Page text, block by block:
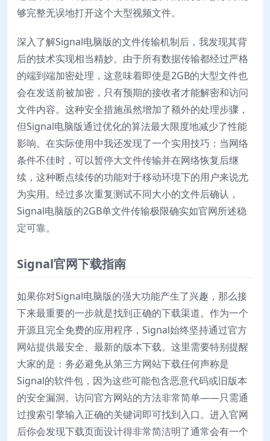
够完整无误地打开这个大型视频文件。
深入了解Signal电脑版的文件传输机制后，我发现其背
后的技术实现相当精妙。由于所有数据传输都经过严格
的端到端加密处理，这意味着即使是2GB的大型文件也
会在发送前被加密，只有预期的接收者才能解密和访问
文件内容。这种安全措施虽然增加了额外的处理步骤，
但Signal电脑版通过优化的算法最大限度地减少了性能
影响。在实际使用中我还发现了一个实用技巧：当网络
条件不佳时，可以暂停大文件传输并在网络恢复后继
续，这种断点续传的功能对于移动环境下的用户来说尤
为实用。经过多次重复测试不同大小的文件后确认，
Signal电脑版的2GB单文件传输极限确实如官网所述稳
定可靠。
Signal官网下载指南
如果你对Signal电脑版的强大功能产生了兴趣，那么接
下来最重要的一步就是找到正确的下载渠道。作为一个
开源且完全免费的应用程序，Signal始终坚持通过官方
网站提供最安全、最新的版本下载。这里需要特别提醒
大家的是：务必避免从第三方网站下载任何声称是
Signal的软件包，因为这些可能包含恶意代码或旧版本
的安全漏洞。访问官方网站的方法非常简单——只需通
过搜索引擎输入正确的关键词即可找到入口。进入官网
后你会发现下载页面设计得非常简洁明了通常会有一个